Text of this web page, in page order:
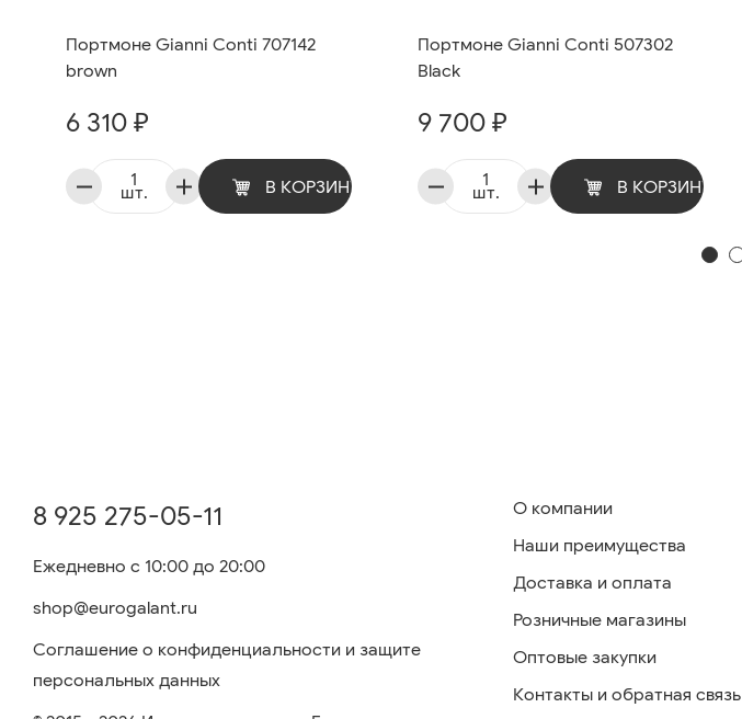
Портмоне Gianni Conti 707142
brown
6 310 ₽
шт. В КОРЗИНУ
Портмоне Gianni Conti 507302
Black
9 700 ₽
шт. В КОРЗИНУ
8 925 275-05-11
Ежедневно с 10:00 до 20:00
shop@eurogalant.ru
Соглашение о конфиденциальности и защите
персональных данных
О компании
Наши преимущества
Доставка и оплата
Розничные магазины
Оптовые закупки
Контакты и обратная связь